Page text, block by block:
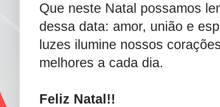
Que neste Natal possamos
dessa data: amor, união e
luzes ilumine nossos
melhores a cada dia.
Feliz Natal!!